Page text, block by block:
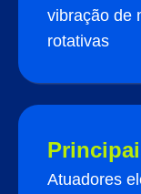
vibração de
rotativas
Atuadores